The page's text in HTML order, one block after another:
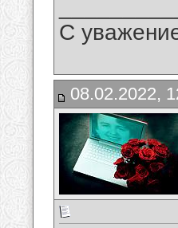
С
08.02.2022,